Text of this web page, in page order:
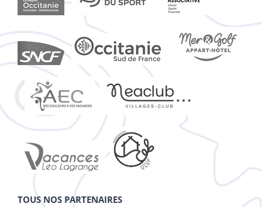
TOUS NOS PARTENAIRES